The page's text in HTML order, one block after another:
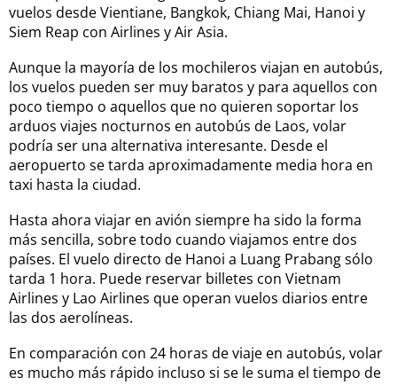
vuelos desde Vientiane, Bangkok, Chiang Mai, Hanoi y
Siem Reap con Airlines y Air Asia.
Aunque la mayoría de los mochileros viajan en autobús,
los vuelos pueden ser muy baratos y para aquellos con
poco tiempo o aquellos que no quieren soportar los
arduos viajes nocturnos en autobús de Laos, volar
podría ser una alternativa interesante. Desde el
aeropuerto se tarda aproximadamente media hora en
taxi hasta la ciudad.
Hasta ahora viajar en avión siempre ha sido la forma
más sencilla, sobre todo cuando viajamos entre dos
países. El vuelo directo de Hanoi a Luang Prabang sólo
tarda 1 hora. Puede reservar billetes con Vietnam
Airlines y Lao Airlines que operan vuelos diarios entre
las dos aerolíneas.
En comparación con 24 horas de viaje en autobús, volar
es mucho más rápido incluso si se le suma el tiempo de